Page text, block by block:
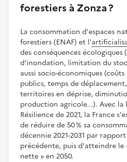
forestiers à Zonza ?
La consommation d'espaces
forestiers (ENAF) et l’
des conséquences
d'inondation, limitation du
aussi socio-économiques
publics, temps de
territoires en déprise,
production agricole...). Avec
Résilience de 2021, la France
de réduire de 50 % sa
décennie 2021-2031 par
précédente, puis d'atteindre le
nette
en 2050.